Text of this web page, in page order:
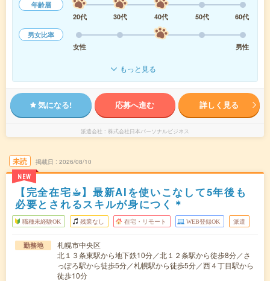
年齢層
20代
30代 40代 50代
60代
男女比率
女性
男性
もっと見る
気になる! 応募へ進む 詳しく見る
派遣会社 株式会社日本パーソナルビジネス
未読
NEW
掲載日 2026/08/10
【完全在宅☕︎】最新AIを使いこなして5年後も
必要とされるスキルが身につく＊
職種未経験OK 残業なし 在宅・リモート WEB登録OK 派遣
勤務地
札幌市中央区
北１３条東駅から地下鉄10分／北１２条駅から徒歩8分／さ
っぽろ駅から徒歩5分／札幌駅から徒歩5分／西４丁目駅から
徒歩10分